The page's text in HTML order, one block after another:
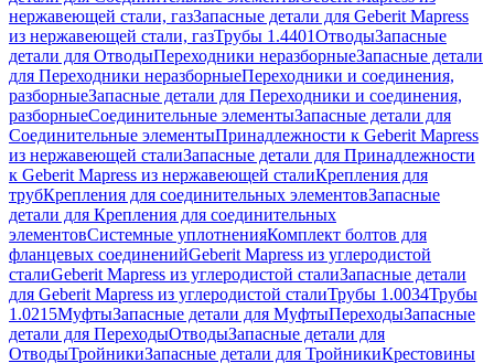
нержавеющей стали, газЗапасные детали для Geberit Mapress
из нержавеющей стали, газТрубы 1.4401ОтводыЗапасные
детали для ОтводыПереходники неразборныеЗапасные детали
для Переходники неразборныеПереходники и соединения,
разборныеЗапасные детали для Переходники и соединения,
разборныеСоединительные элементыЗапасные детали для
Соединительные элементыПринадлежности к Geberit Mapress
из нержавеющей сталиЗапасные детали для Принадлежности
к Geberit Mapress из нержавеющей сталиКрепления для
трубКрепления для соединительных элементовЗапасные
детали для Крепления для соединительных
элементовСистемные уплотненияКомплект болтов для
фланцевых соединенийGeberit Mapress из углеродистой
сталиGeberit Mapress из углеродистой сталиЗапасные детали
для Geberit Mapress из углеродистой сталиТрубы 1.0034Трубы
1.0215МуфтыЗапасные детали для МуфтыПереходыЗапасные
детали для ПереходыОтводыЗапасные детали для
ОтводыТройникиЗапасные детали для ТройникиКрестовины